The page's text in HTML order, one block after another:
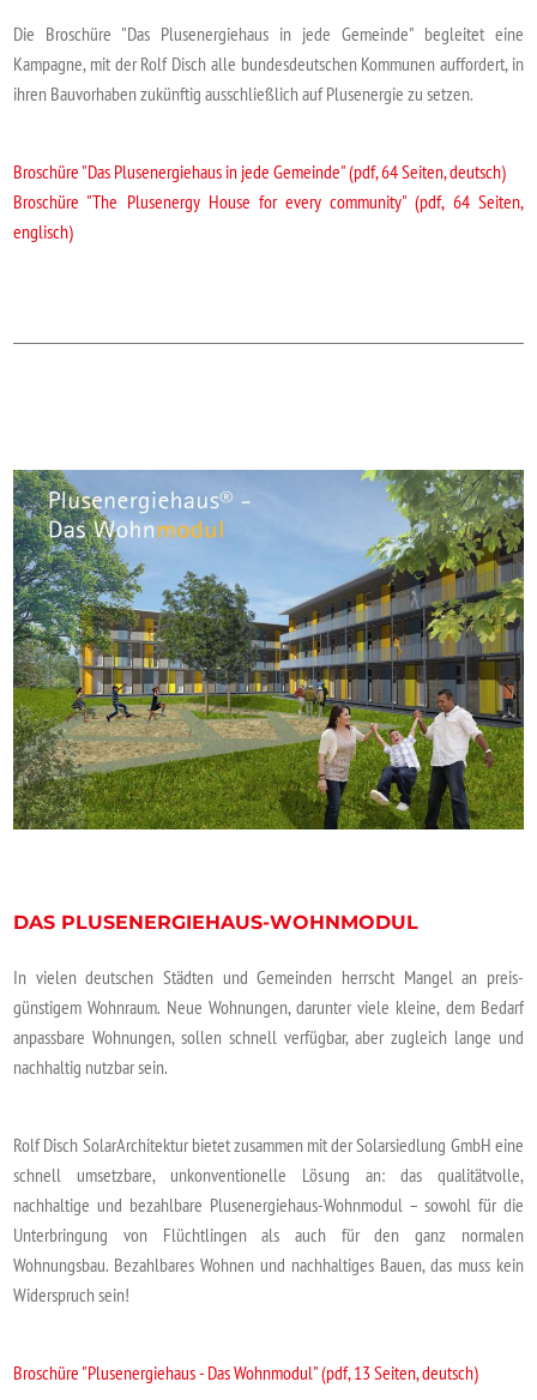
Die Broschüre "Das Plusenergiehaus in jede Gemeinde" begleitet eine
Kampagne, mit der Rolf Disch alle bundesdeutschen Kommunen auffordert, in
ihren Bauvorhaben zukünftig ausschließlich auf Plusenergie zu setzen.
Broschüre "Das Plusenergiehaus in jede Gemeinde" (pdf, 64 Seiten, deutsch)
Broschüre "The Plusenergy House for every community" (pdf, 64 Seiten,
englisch)
DAS PLUSENERGIEHAUS-WOHNMODUL
In vielen deutschen Städten und Gemeinden herrscht Mangel an preis­
günstigem Wohnraum. Neue Wohnungen, darunter viele kleine, dem Bedarf
anpassbare Wohnungen, sollen schnell verfügbar, aber zugleich lange und
nachhaltig nutzbar sein.
Rolf Disch SolarArchitektur bietet zusammen mit der Solarsiedlung GmbH eine
schnell umsetz­bare, unkonventionelle Lösung an: das qualitätvolle,
nachhaltige und bezahlbare Plusenergiehaus-Wohnmodul – sowohl für die
Unterbringung von Flüchtlingen als auch für den ganz normalen
Wohnungsbau. Bezahlbares Wohnen und nachhaltiges Bauen, das muss kein
Widerspruch sein!
Broschüre "Plusenergiehaus - Das Wohnmodul" (pdf, 13 Seiten, deutsch)